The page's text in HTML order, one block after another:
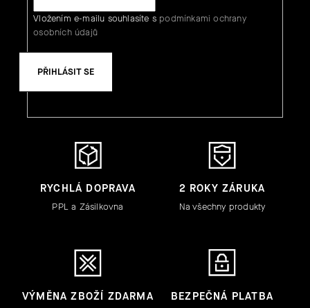
Vložením e-mailu souhlasíte s podmínkami ochrany
osobních údajů
PŘIHLÁSIT SE
RYCHLÁ DOPRAVA
PPL a Zásilkovna
2 ROKY ZÁRUKA
Na všechny produkty
VÝMĚNA ZBOŽÍ ZDARMA BEZPEČNÁ PLATBA